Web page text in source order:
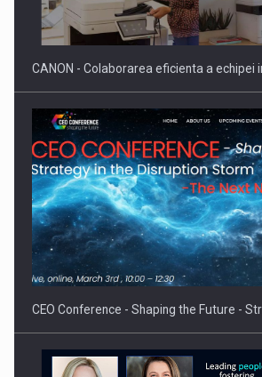
SI INSTITUTIONAL…
Hard Enduro Piatra Craiului 2026, fueled
CANON - Colaborarea eficienta a echipei
CEO Conference - Shaping the Future -